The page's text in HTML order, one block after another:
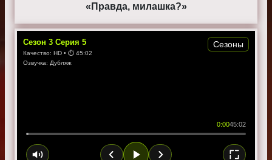
«Правда, милашка?»
Сезон 3 Серия 5
Качество: HD • ⏱ 45:02
Озвучка: Дубляж
0:0045:02
Сезоны